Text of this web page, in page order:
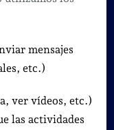
mensajes
etc.)
ver vídeos, etc.)
las actividades